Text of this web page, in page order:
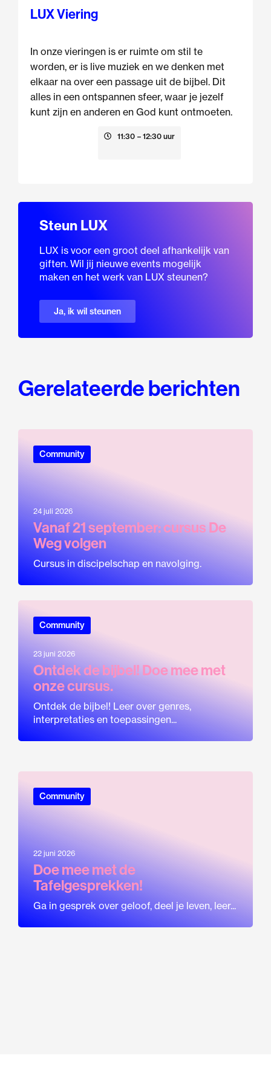
LUX Viering
In onze vieringen is er ruimte om stil te
worden, er is live muziek en we denken met
elkaar na over een passage uit de bijbel. Dit
alles in een ontspannen sfeer, waar je jezelf
kunt zijn en anderen en God kunt ontmoeten.
11:30 – 12:30 uur
Steun LUX
LUX is voor een groot deel afhankelijk van
giften. Wil jij nieuwe events mogelijk
maken en het werk van LUX steunen?
Ja, ik wil steunen
Gerelateerde berichten
Community
24 juli 2026
Vanaf 21 september: cursus De
Weg volgen
Cursus in discipelschap en navolging.
Community
23 juni 2026
Ontdek de bijbel! Doe mee met
onze cursus.
Ontdek de bijbel! Leer over genres,
interpretaties en toepassingen...
Community
22 juni 2026
Doe mee met de
Tafelgesprekken!
Ga in gesprek over geloof, deel je leven, leer...